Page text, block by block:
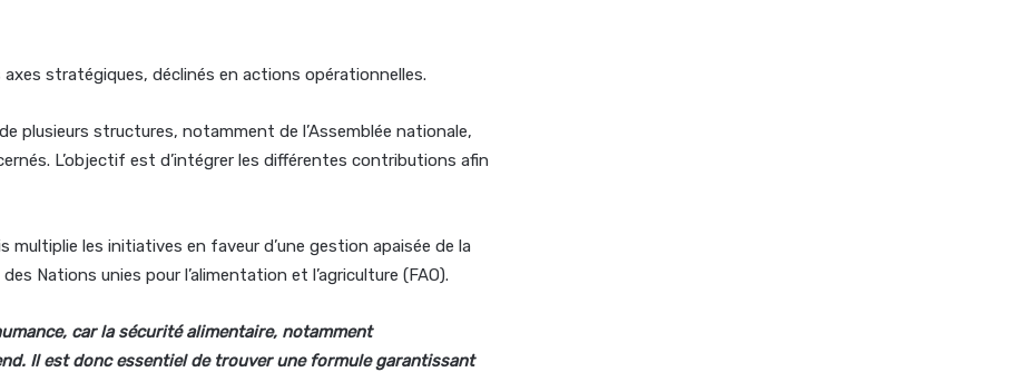
stratégiques, déclinés en actions opérationnelles.
plusieurs structures, notamment de l’Assemblée nationale,
L’objectif est d’intégrer les différentes contributions afin
multiplie les initiatives en faveur d’une gestion apaisée de la
Nations unies pour l’alimentation et l’agriculture (FAO).
car la sécurité alimentaire, notamment
Il est donc essentiel de trouver une formule garantissant